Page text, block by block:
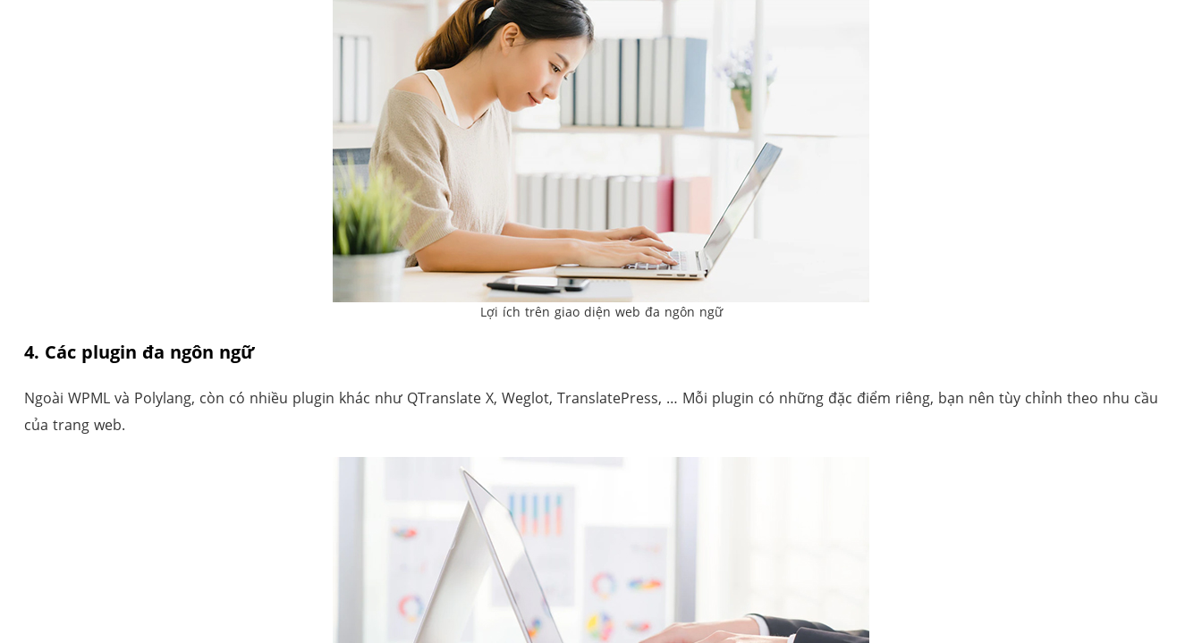
Lợi ích trên giao diện web đa ngôn ngữ
4. Các plugin đa ngôn ngữ
Ngoài WPML và Polylang, còn có nhiều plugin khác như QTranslate X, Weglot, TranslatePress, … Mỗi plugin có những đặc điểm riêng, bạn nên tùy chỉnh theo nhu cầu
của trang web.